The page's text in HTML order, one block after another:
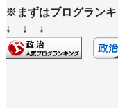
※まずはブログラン
↓ ↓ ↓